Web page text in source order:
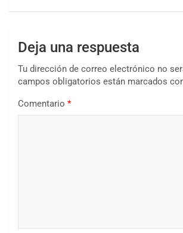
Deja una respuesta
Tu dirección de correo electrónico no
campos obligatorios están marcados
Comentario *